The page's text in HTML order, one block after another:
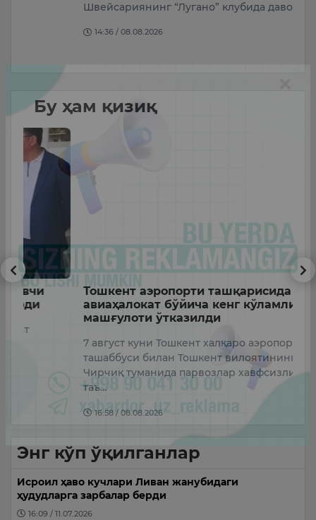
Швейсариянинг “Лугано” клубида давом э…
14:36 / 08.08.2026
Бу ҳам қизиқ
Тошкент аэропорти ташқарисида
авиаҳалокат бўйича кенг кўламли ўқув
машғулоти ўтказилди
7 август куни Тошкент халқаро аэропорти
ташаббуси билан Тошкент вилоятининг Ўрта
Чирчиқ туманида парвозлар хавфсизлигини
16:58 / 08.08.2026
Энг кўп ўқилганлар
Исроил ҳаво кучлари Ливан жанубидаги
ҳудудларга зарбалар берди
16:09 / 11.07.2026